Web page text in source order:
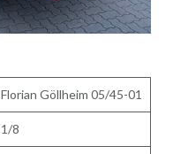
Florian Göllheim 05/45-01
1/8